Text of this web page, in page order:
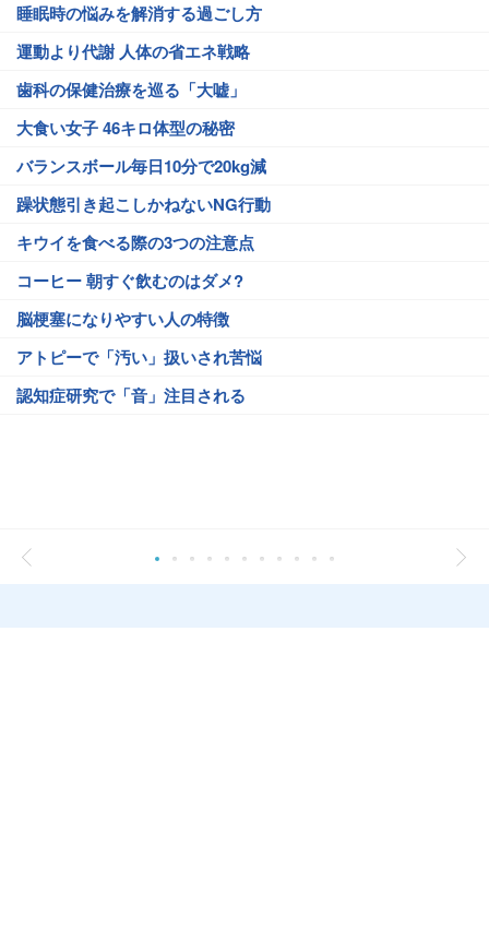
睡眠時の悩みを解消する過ごし方
運動より代謝 人体の省エネ戦略
歯科の保健治療を巡る「大嘘」
大食い女子 46キロ体型の秘密
バランスボール毎日10分で20kg減
躁状態引き起こしかねないNG行動
キウイを食べる際の3つの注意点
コーヒー 朝すぐ飲むのはダメ?
脳梗塞になりやすい人の特徴
アトピーで「汚い」扱いされ苦悩
認知症研究で「音」注目される